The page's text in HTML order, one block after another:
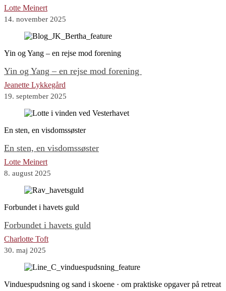
Lotte Meinert
14. november 2025
Yin og Yang – en rejse mod forening
Yin og Yang – en rejse mod forening
Jeanette Lykkegård
19. september 2025
En sten, en visdomssøster
En sten, en visdomssøster
Lotte Meinert
8. august 2025
Forbundet i havets guld
Forbundet i havets guld
Charlotte Toft
30. maj 2025
Vinduespudsning og sand i skoene · om praktiske opgaver på retreat